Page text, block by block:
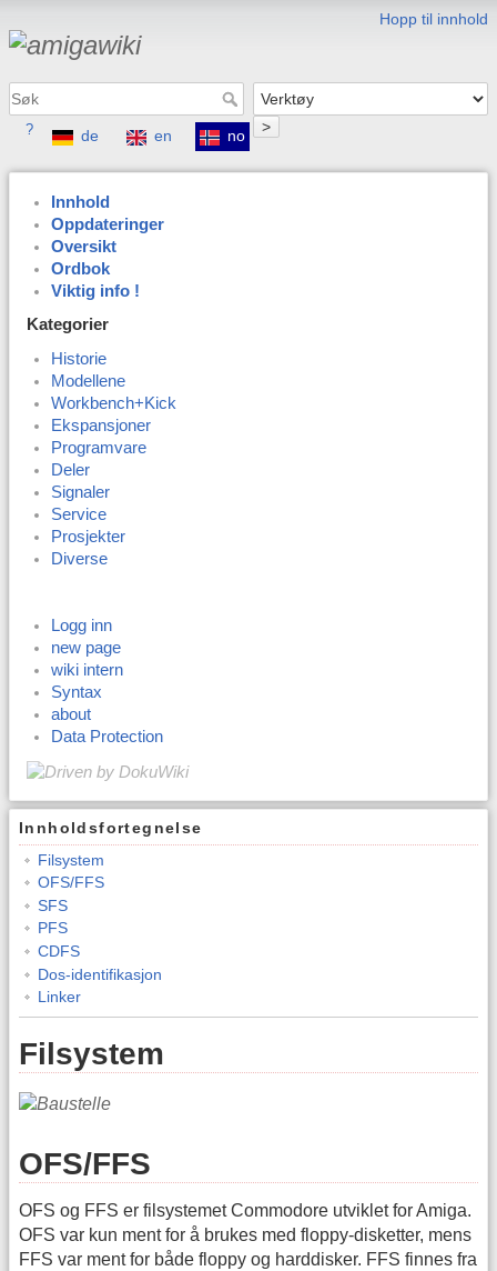
Hopp til innhold
>
? de en no
Innhold
Oppdateringer
Oversikt
Ordbok
Viktig info !
Kategorier
Historie
Modellene
Workbench+Kick
Ekspansjoner
Programvare
Deler
Signaler
Service
Prosjekter
Diverse
Logg inn
new page
wiki intern
Syntax
about
Data Protection
Innholdsfortegnelse
Filsystem
OFS/FFS
SFS
PFS
CDFS
Dos-identifikasjon
Linker
Filsystem
OFS/FFS
OFS og FFS er filsystemet Commodore utviklet for Amiga.
OFS var kun ment for å brukes med floppy-disketter, mens
FFS var ment for både floppy og harddisker. FFS finnes fra